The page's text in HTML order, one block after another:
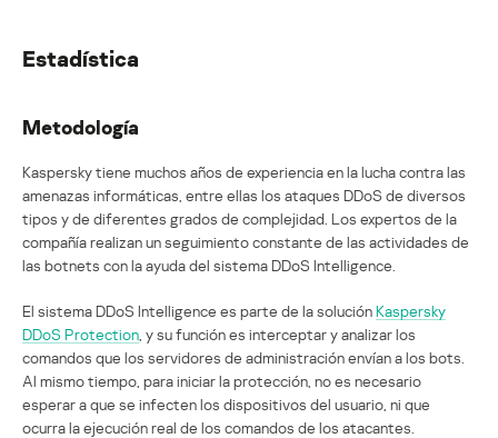
Estadística
Metodología
Kaspersky tiene muchos años de experiencia en la lucha contra las
amenazas informáticas, entre ellas los ataques DDoS de diversos
tipos y de diferentes grados de complejidad. Los expertos de la
compañía realizan un seguimiento constante de las actividades de
las botnets con la ayuda del sistema DDoS Intelligence.
El sistema DDoS Intelligence es parte de la soluciónKaspersky
DDoS Protection , y su función es interceptar y analizar los
comandos que los servidores de administración envían a los bots.
Al mismo tiempo, para iniciar la protección, no es necesario
esperar a que se infecten los dispositivos del usuario, ni que
ocurra la ejecución real de los comandos de los atacantes.